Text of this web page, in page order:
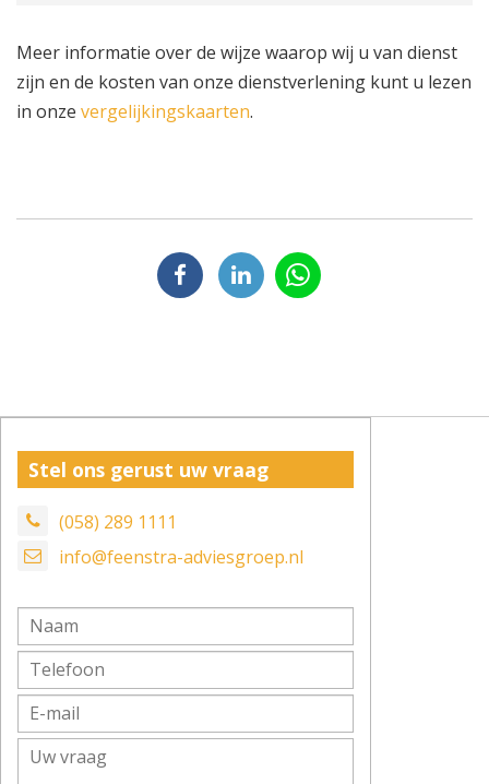
Meer informatie over de wijze waarop wij u van dienst
zijn en de kosten van onze dienstverlening kunt u lezen
in onze vergelijkingskaarten.
Stel ons gerust uw vraag
(058) 289 1111
info@feenstra-adviesgroep.nl